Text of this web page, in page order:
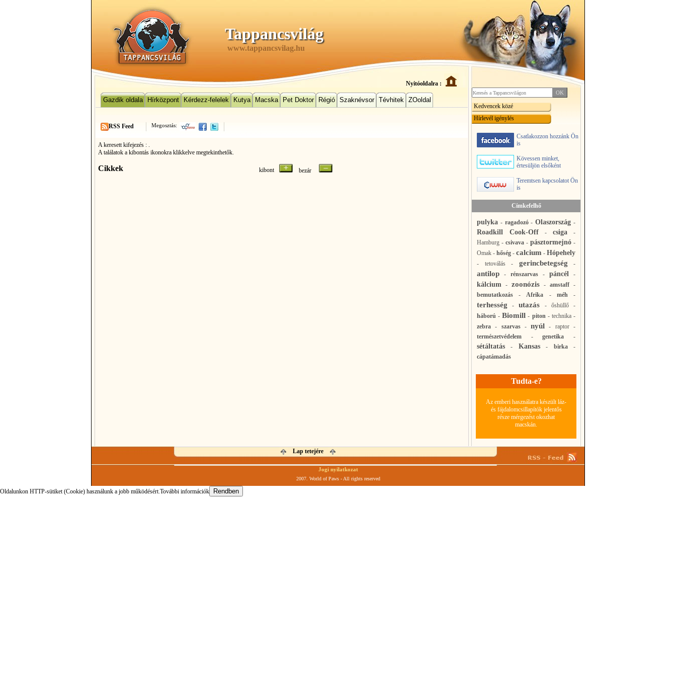
Tappancsvilág
www.tappancsvilag.hu
Nyitóoldalra :
Gazdik oldala Hírközpont Kérdezz-felelek Kutya Macska Pet Doktor Régió Szaknévsor Tévhitek ZOoldal
Megosztás:
RSS Feed
A keresett kifejezés : .
A találatok a kibontás ikonokra klikkelve megtekinthetők.
Cikkek kibont bezár
Kedvencek közé
Hírlevél igénylés
Csatlakozzon hozzánk Ön
is
Kövessen minket,
értesüljön elsőként
Teremtsen kapcsolatot Ön
is
Címkefelhő
pulyka - ragadozó-Olaszország -
Roadkill Cook-Off - csiga -
Hamburg - csivava - pásztormejnó -
Omak - hőség - calcium - Hópehely
- tetoválás- gerincbetegség -
antilop - rénszarvas - páncél -
kálcium - zoonózis - amstaff -
bemutatkozás -Afrika - méh-
terhesség -utazás - őshüllő-
háború -Biomill - piton- technika-
zebra - szarvas-nyúl - raptor-
természetvédelem -genetika -
sétáltatás - Kansas- birka-
cápatámadás
Tudta-e?
Az emberi használatra készült láz-
és fájdalomcsillapítók jelentős
része mérgezést okozhat
macskán.
Lap tetejére
Jogi nyilatkozat
2007. World of Paws - All rights reserved
Oldalunkon HTTP-sütiket (Cookie) használunk a jobb működésért.További információk